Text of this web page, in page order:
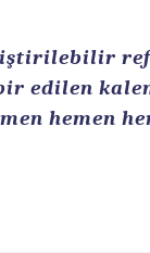
edilen
hemen